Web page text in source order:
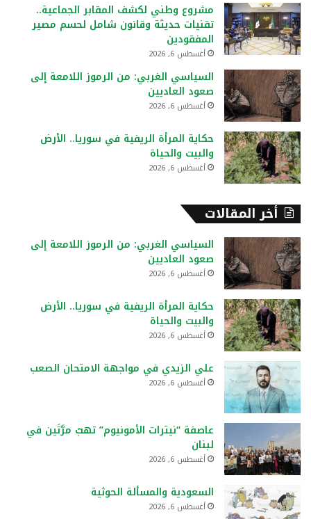
ن
مشروع وطني لكشف المقابر الجماعية..
تقنيات حديثة وقانون شامل لحسم مصير
المفقودين
أغسطس 6, 2026
السياسي الغربي: من الرموز اللامعة إلى
صعود العاديين
أغسطس 6, 2026
حكاية المرأة الريفية في سوريا.. الأرض
والبيت والحياة
أغسطس 6, 2026
أخر المقالات
السياسي الغربي: من الرموز اللامعة إلى
صعود العاديين
أغسطس 6, 2026
حكاية المرأة الريفية في سوريا.. الأرض
والبيت والحياة
أغسطس 6, 2026
علي الزيدي في مواجهة الامتحان الصعب
أغسطس 6, 2026
عاصفة “نيترات الأمونيوم” تهبّ مرَّتَين في
لبنان
أغسطس 6, 2026
السعودية والمسألة الحوثية
أغسطس 6, 2026